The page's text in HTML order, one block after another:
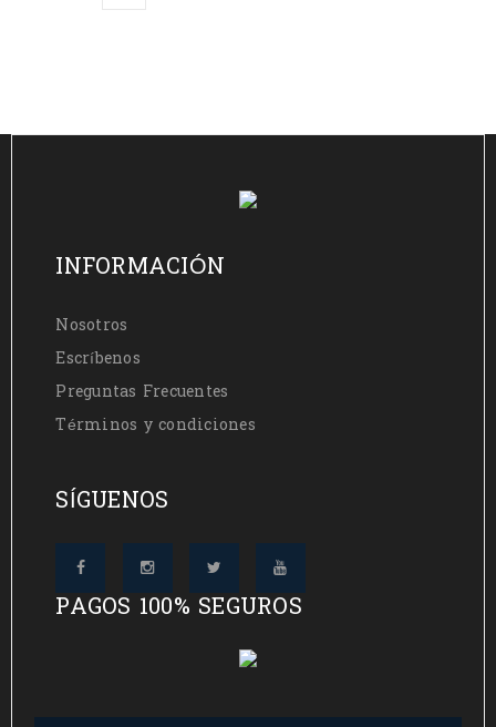
INFORMACIÓN
Nosotros
Escríbenos
Preguntas Frecuentes
Términos y condiciones
SÍGUENOS
PAGOS 100% SEGUROS